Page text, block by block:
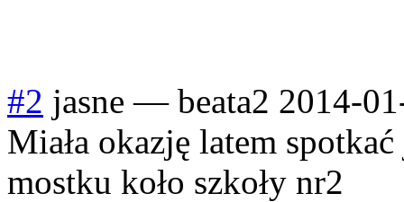
#2 jasne — beata2 2014-
Miała okazję latem
mostku koło szkoły nr2